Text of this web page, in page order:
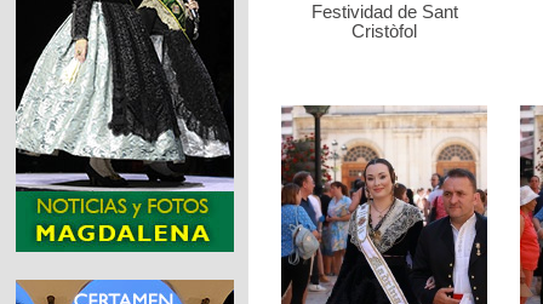
Festividad de Sant
Cristòfol